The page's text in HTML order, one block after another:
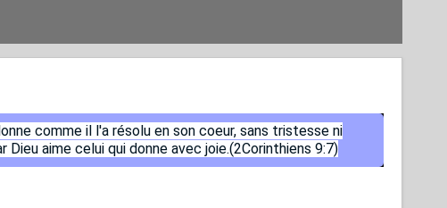
REINHARD
FERNAND
CLAUDE
DAVID
comme il l'a résolu en son coeur, sans tristesse ni
Dieu aime celui qui donne avec joie.(2Corinthiens 9:7)